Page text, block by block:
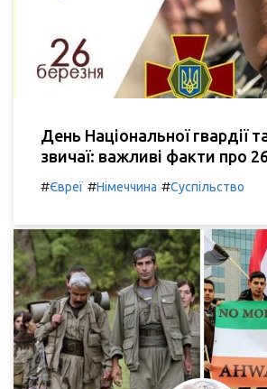
День Національної гвардії
звичаї: важливі факти про
#Євреї #Німеччина #Суспільство